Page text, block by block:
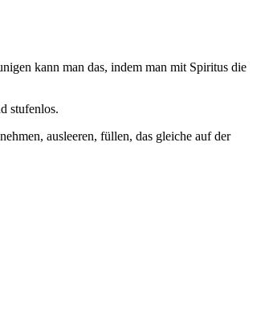
kann man das, indem man mit Spiritus die
stufenlos.
ausleeren, füllen, das gleiche auf der